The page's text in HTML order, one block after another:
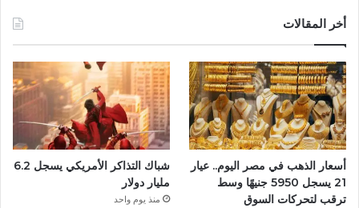
و
ك
أخر المقالات
أسعار الذهب في مصر اليوم.. عيار
21 يسجل 5950 جنيهًا وسط
ترقب لتحركات السوق
شباك التذاكر الأمريكي يسجل 6.2
مليار دولار
منذ يوم واحد